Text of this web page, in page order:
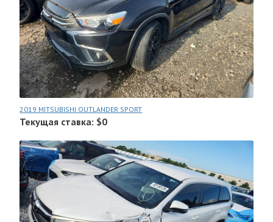
2019 MITSUBISHI OUTLANDER SPORT
Текущая ставка: $0